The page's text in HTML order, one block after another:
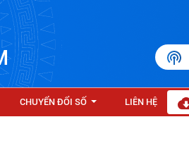
CHUYỂN ĐỔI SỐ LIÊN HỆ